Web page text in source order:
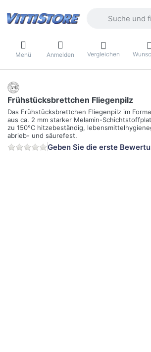
Menü Anmelden Vergleichen
Frühstücksbrettchen Fliegenpilz
Das Frühstücksbrettchen Fliegenpilz im
aus ca. 2 mm starker Melamin-
zu 150°C hitzebeständig,
abrieb- und säurefest.
Geben Sie die erste